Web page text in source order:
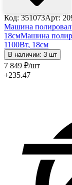
Код: 351073Арт:
Машина
18смМашина
1100Вт, 18см
В наличии: 3 шт
7 849 ₽/шт
+235.47